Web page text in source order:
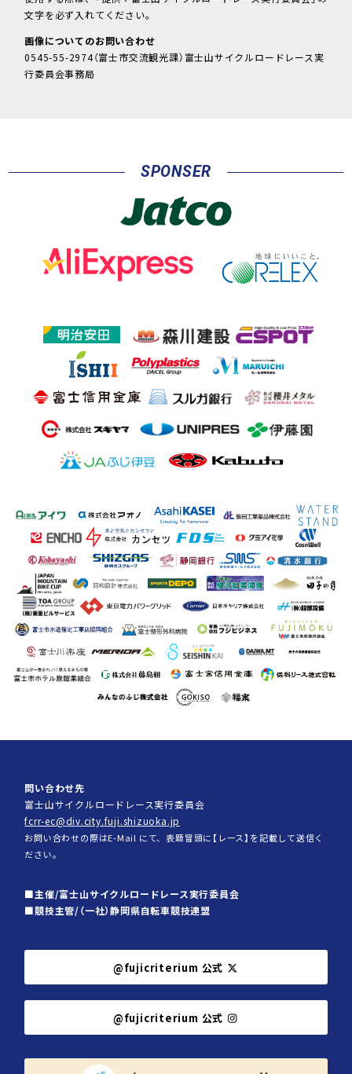
文字を必ず入れてください。
画像についてのお問い合わせ
0545-55-2974（富士市交流観光課）富士山サイクルロードレース実
行委員会事務局
SPONSER
問い合わせ先
富士山サイクルロードレース実行委員会
fcrr-ec@div.city.fuji.shizuoka.jp
お問い合わせの際はE-Mail にて、表題冒頭に【レース】を記載して送信く
ださい。
主催/富士山サイクルロードレース実行委員会
競技主管/（一社）静岡県自転車競技連盟
@fujicriterium 公式
@fujicriterium 公式